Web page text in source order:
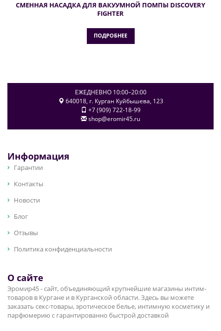
СМЕННАЯ НАСАДКА ДЛЯ ВАКУУМНОЙ ПОМПЫ DISCOVERY
FIGHTER
ПОДРОБНЕЕ
ЕЖЕДНЕВНО 10:00–20:00
640018, г. Курган Куйбышева, 123
+7 (909) 722-18-99
shop@eromir45.ru
Информация
Гарантии
Контакты
Новости
Блог
Отзывы
Политика конфиденциальности
О сайте
Эромир45 - сайт, объединяющий крупнейшие магазины интим-
товаров в Кургане и в Курганской области. Здесь вы можете
заказать секс-товары, эротическое белье, интимную косметику и
парфюмерию с гарантированно быстрой доставкой